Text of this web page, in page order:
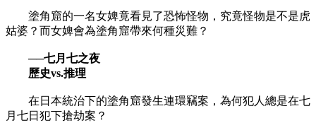
塗角窟的一名女婢竟看見了恐怖怪物，究竟怪物是不是虎
姑婆？而女婢會為塗角窟帶來何種災難？
──七月七之夜
歷史vs.推理
在日本統治下的塗角窟發生連環竊案，為何犯人總是在七
月七日犯下搶劫案？